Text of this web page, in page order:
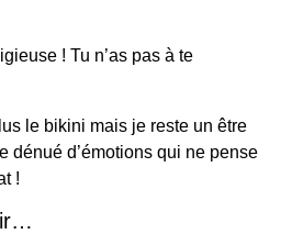
! Tu n’as pas à te
le bikini mais je reste un être
dénué d’émotions qui ne pense
!